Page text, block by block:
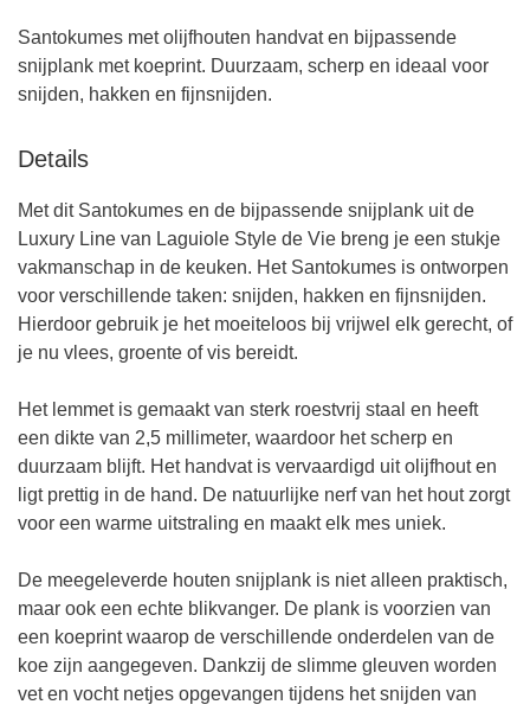
Santokumes met olijfhouten handvat en bijpassende
snijplank met koeprint. Duurzaam, scherp en ideaal voor
snijden, hakken en fijnsnijden.
Details
Met dit Santokumes en de bijpassende snijplank uit de
Luxury Line van Laguiole Style de Vie breng je een stukje
vakmanschap in de keuken. Het Santokumes is ontworpen
voor verschillende taken: snijden, hakken en fijnsnijden.
Hierdoor gebruik je het moeiteloos bij vrijwel elk gerecht, of
je nu vlees, groente of vis bereidt.
Het lemmet is gemaakt van sterk roestvrij staal en heeft
een dikte van 2,5 millimeter, waardoor het scherp en
duurzaam blijft. Het handvat is vervaardigd uit olijfhout en
ligt prettig in de hand. De natuurlijke nerf van het hout zorgt
voor een warme uitstraling en maakt elk mes uniek.
De meegeleverde houten snijplank is niet alleen praktisch,
maar ook een echte blikvanger. De plank is voorzien van
een koeprint waarop de verschillende onderdelen van de
koe zijn aangegeven. Dankzij de slimme gleuven worden
vet en vocht netjes opgevangen tijdens het snijden van